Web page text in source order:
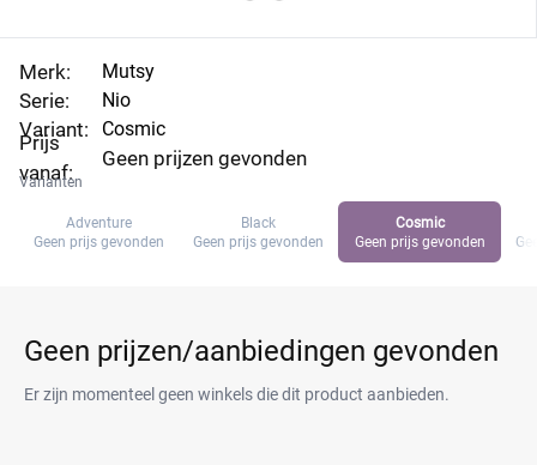
Merk:
Serie:
Variant:
Prijs
vanaf:
Mutsy
Nio
Cosmic
Geen prijzen gevonden
Varianten
Adventure
Geen prijs gevonden
Black
Geen prijs gevonden
Cosmic
Geen prijs gevonden
Geen prijzen/aanbiedingen gevonden
Er zijn momenteel geen winkels die dit product aanbieden.